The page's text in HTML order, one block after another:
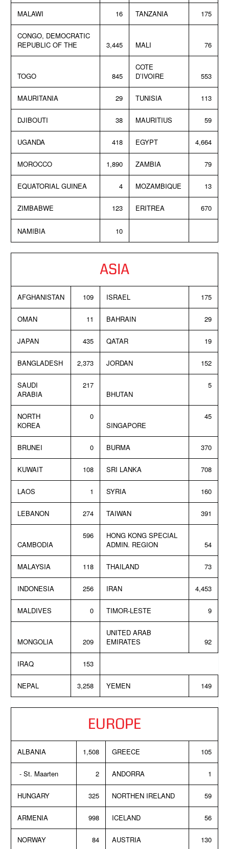
MALAWI 16 TANZANIA 175
CONGO, DEMOCRATIC
REPUBLIC OF THE
3,445 MALI 76
TOGO 845
COTE
D’IVOIRE
553
MAURITANIA 29 TUNISIA 113
DJIBOUTI 38 MAURITIUS 59
UGANDA 418 EGYPT 4,664
MOROCCO 1,890 ZAMBIA 79
EQUATORIAL GUINEA 4 MOZAMBIQUE 13
ZIMBABWE 123 ERITREA 670
NAMIBIA 10
ASIA
AFGHANISTAN 109 ISRAEL 175
OMAN 11 BAHRAIN 29
JAPAN 435 QATAR 19
BANGLADESH 2,373 JORDAN 152
SAUDI
ARABIA
217
BHUTAN
5
NORTH
KOREA
0
SINGAPORE
45
BRUNEI 0 BURMA 370
KUWAIT 108 SRI LANKA 708
LAOS 1 SYRIA 160
LEBANON 274 TAIWAN 391
CAMBODIA
596
HONG KONG SPECIAL
ADMIN. REGION
54
MALAYSIA 118 THAILAND 73
INDONESIA 256 IRAN 4,453
MALDIVES 0 TIMOR-LESTE 9
MONGOLIA 209
UNITED ARAB
EMIRATES
92
IRAQ 153
NEPAL 3,258 YEMEN 149
EUROPE
ALBANIA 1,508 GREECE 105
- St. Maarten 2 ANDORRA 1
HUNGARY 325 NORTHEN IRELAND 59
ARMENIA 998 ICELAND 56
NORWAY 84 AUSTRIA 130